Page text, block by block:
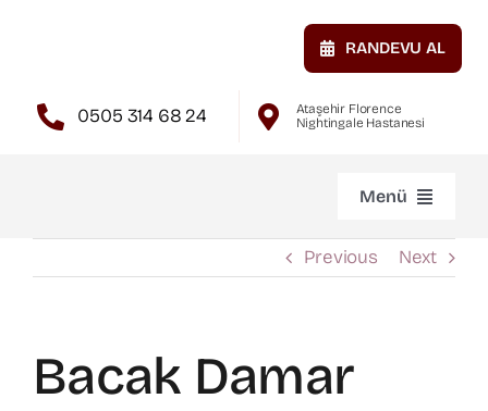
0505 314 68 24
Ataşehir Florence
Nightingale Hastanesi
RANDEVU AL
Menü
Atardamar Hastalıkları
Previous Next
Bacak Damar